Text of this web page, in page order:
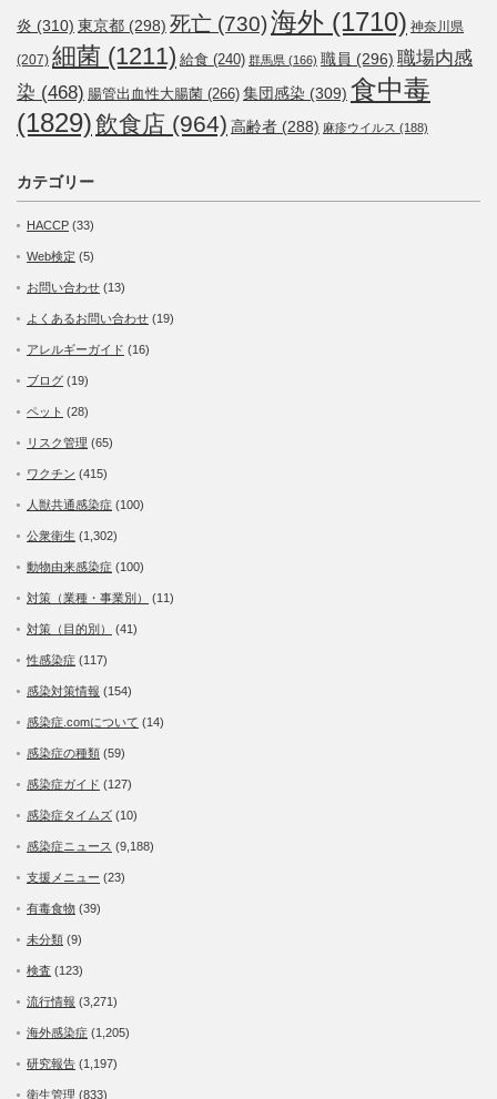
炎 (310) 東京都 (298) 死亡 (730)海外 (1710) 神奈川県
(207) 細菌 (1211) 給食 (240) 群馬県 (166) 職員 (296) 職場内感
染 (468) 腸管出血性大腸菌 (266) 集団感染 (309) 食中毒
(1829)飲食店 (964) 高齢者 (288) 麻疹ウイルス (188)
カテゴリー
HACCP (33)
Web検定 (5)
お問い合わせ (13)
よくあるお問い合わせ (19)
アレルギーガイド (16)
ブログ (19)
ペット (28)
リスク管理 (65)
ワクチン (415)
人獣共通感染症 (100)
公衆衛生 (1,302)
動物由来感染症 (100)
対策（業種・事業別） (11)
対策（目的別） (41)
性感染症 (117)
感染対策情報 (154)
感染症.comについて (14)
感染症の種類 (59)
感染症ガイド (127)
感染症タイムズ (10)
感染症ニュース (9,188)
支援メニュー (23)
有毒食物 (39)
未分類 (9)
検査 (123)
流行情報 (3,271)
海外感染症 (1,205)
研究報告 (1,197)
衛生管理 (833)